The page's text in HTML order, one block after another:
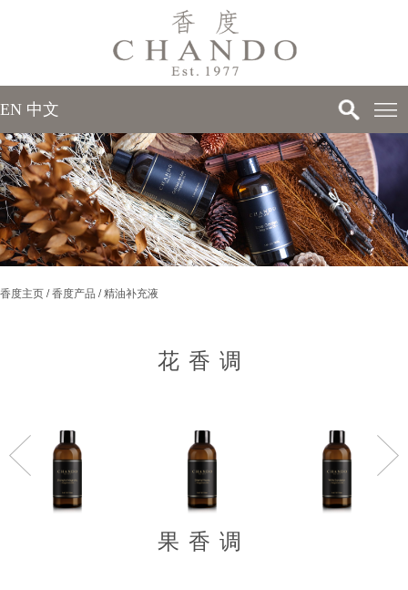
>
>
>
EN 中文
香度主页 /香度产品 /精油补充液
花香调
果香调